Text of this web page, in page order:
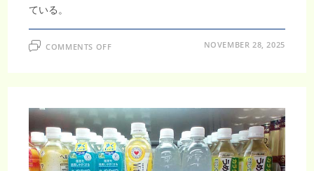
ている。
COMMENTS OFFON
市
場
—
植
物
性
ド
NOVEMBER 28, 2025